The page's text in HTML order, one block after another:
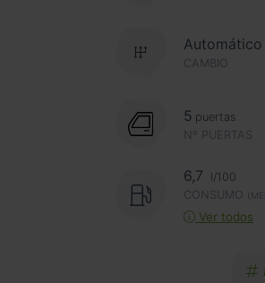
CAMBIO
Automático
Nº PUERTAS
5 puertas
6,7
l/100
CONSUMO
Ver todos